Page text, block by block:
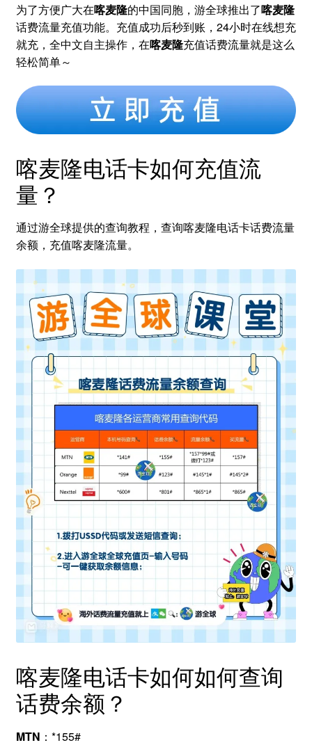
为了方便广大在喀麦隆的中国同胞，游全球推出了喀麦隆
话费流量充值功能。充值成功后秒到账，24小时在线想充
就充，全中文自主操作，在喀麦隆充值话费流量就是这么
轻松简单～
喀麦隆电话卡如何充值流
量？
通过游全球提供的查询教程，查询喀麦隆电话卡话费流量
余额，充值喀麦隆流量。
喀麦隆电话卡如何如何查询
话费余额？
MTN ：*155#